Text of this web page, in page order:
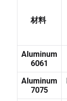
材料
Aluminum
6061
Aluminum
7075